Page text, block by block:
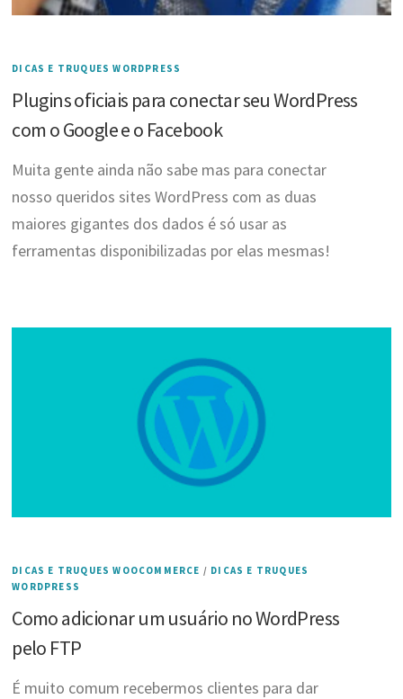
DICAS E TRUQUES WORDPRESS
Plugins oficiais para conectar seu WordPress
com o Google e o Facebook
Muita gente ainda não sabe mas para conectar
nosso queridos sites WordPress com as duas
maiores gigantes dos dados é só usar as
ferramentas disponibilizadas por elas mesmas!
DICAS E TRUQUES WOOCOMMERCE / DICAS E TRUQUES
WORDPRESS
Como adicionar um usuário no WordPress
pelo FTP
É muito comum recebermos clientes para dar